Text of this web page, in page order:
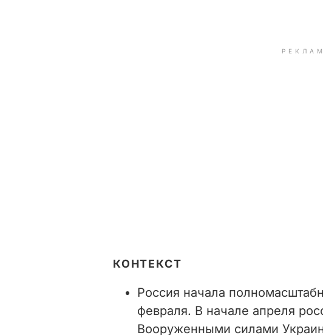
КОНТЕКСТ
Россия начала
февраля. В начале апреля
Вооруженными силами